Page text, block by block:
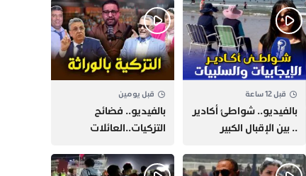
قبل 12 ساعة
بالفيديو.. شواطئ أكادير
.. بين الإقبال الكبير
الازدحام وغلاء الكراء
قبل يومين
بالفيديو.. فضائح
التزكيات..العائلات
وقصة “وهبي”